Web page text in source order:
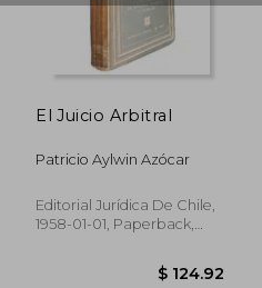
El Juicio Arbitral
Patricio Aylwin Azócar
Editorial Jurídica De Chile,
1958-01-01, Paperback,